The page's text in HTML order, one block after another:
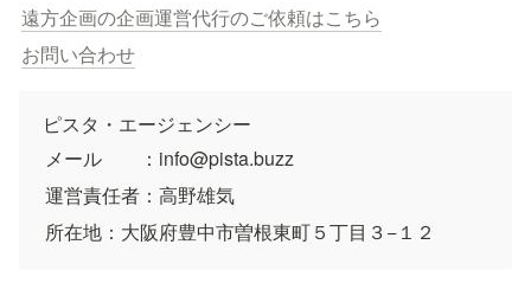
遠方企画の企画運営代行のご依頼はこちら
お問い合わせ
ピスタ・エージェンシー
メール　　：info@pista.buzz
運営責任者：高野雄気
所在地：大阪府豊中市曽根東町５丁目３−１２